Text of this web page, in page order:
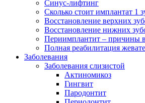
Синус-лифтинг
Сколько стоит имплантат 1
Восстановление верхних
Восстановление нижних
Периимплантит – причины
Полная реабилитация
Заболевания
Заболевания слизистой
Актиномикоз
Гингвит
Пародонтит